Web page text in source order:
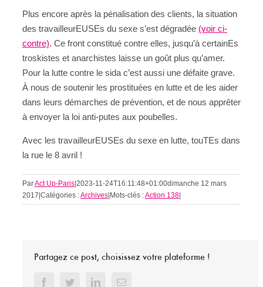
Plus encore après la pénalisation des clients, la situation
des travailleurEUSEs du sexe s’est dégradée (voir ci-
contre). Ce front constitué contre elles, jusqu’à certainEs
troskistes et anarchistes laisse un goût plus qu’amer.
Pour la lutte contre le sida c’est aussi une défaite grave.
À nous de soutenir les prostituées en lutte et de les aider
dans leurs démarches de prévention, et de nous apprêter
à envoyer la loi anti-putes aux poubelles.
Avec les travailleurEUSEs du sexe en lutte, touTEs dans
la rue le 8 avril !
ParAct Up-Paris|2023-11-24T16:11:48+01:00dimanche 12 mars
2017|Catégories :Archives|Mots-clés :Action 138|
Partagez ce post, choisissez votre plateforme !
FacebookTwitterLinkedInEmail